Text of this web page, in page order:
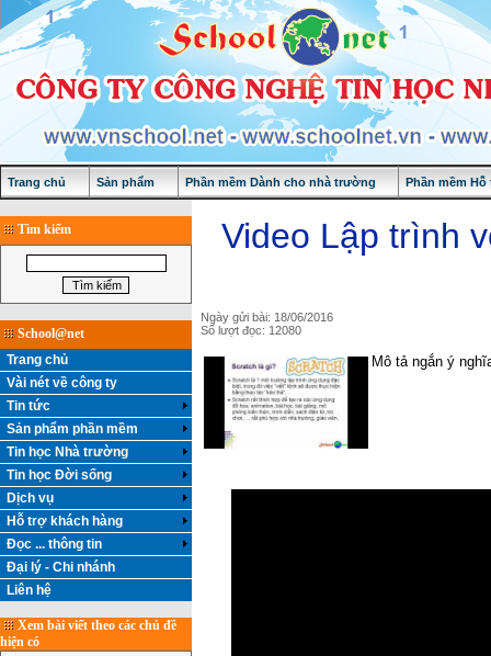
Trang chủ Sản phẩm Phần mềm Dành cho nhà trường Phần mềm
Tìm kiếm
School@net
Trang chủ
Vài nét về công ty
Tin tức
Sản phẩm phần mềm
Tin học Nhà trường
Tin học Đời sống
Dịch vụ
Hỗ trợ khách hàng
Đọc ... thông tin
Đại lý - Chi nhánh
Liên hệ
Xem bài viết theo các chủ đề
hiện có
Video Lập trình
Ngày gửi bài: 18/06/2016
Số lượt đọc: 12080
Mô tả ngắn ý